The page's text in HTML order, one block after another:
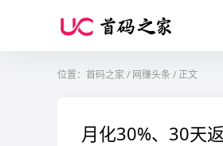
位置： 首码之家 / 网赚头条 /正文
月化30%、30天